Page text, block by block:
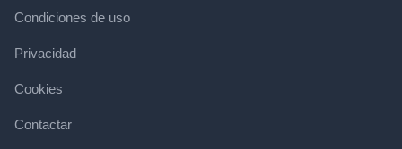
Condiciones de uso
Privacidad
Cookies
Contactar